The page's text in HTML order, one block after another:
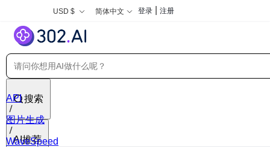
USD $ 简体中文 登录 注册
搜索
AI推荐
API
图片生成
WaveSpeed